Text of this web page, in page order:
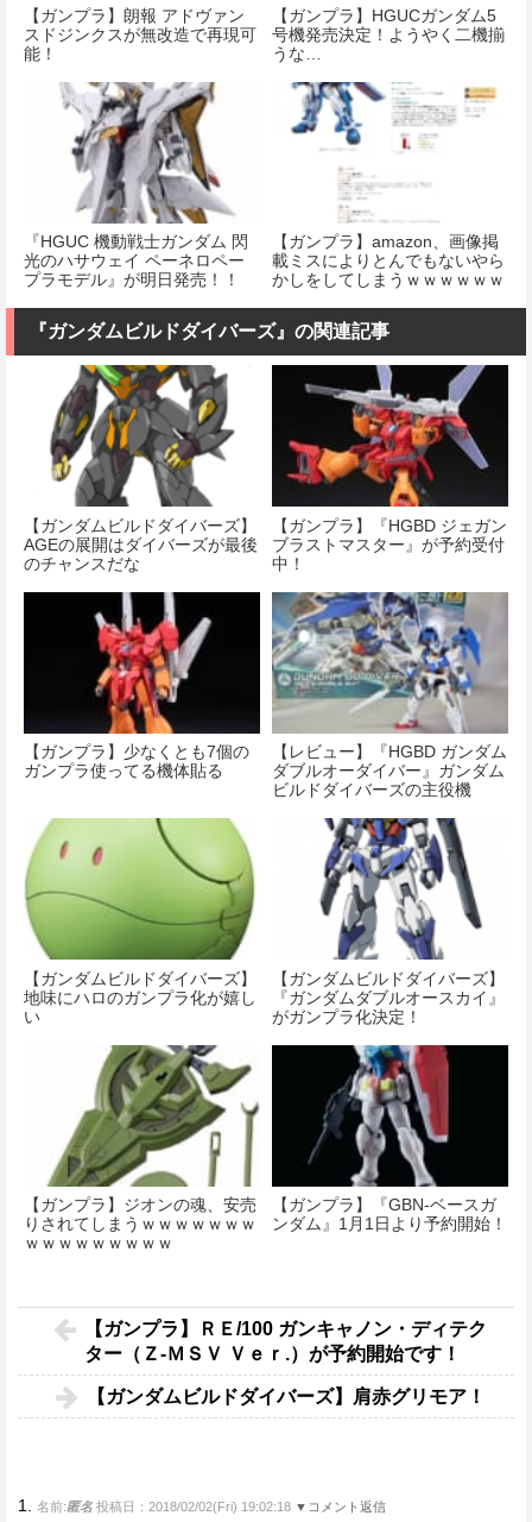
【ガンプラ】朗報 アドヴァン
スドジンクスが無改造で再現可
能！
【ガンプラ】HGUCガンダム5
号機発売決定！ようやく二機揃
うな…
『HGUC 機動戦士ガンダム 閃
光のハサウェイ ペーネロペー
プラモデル』が明日発売！！
【ガンプラ】amazon、画像掲
載ミスによりとんでもないやら
かしをしてしまうｗｗｗｗｗｗ
『ガンダムビルドダイバーズ』の関連記事
【ガンダムビルドダイバーズ】
AGEの展開はダイバーズが最後
のチャンスだな
【ガンプラ】『HGBD ジェガン
ブラストマスター』が予約受付
中！
【ガンプラ】少なくとも7個の
ガンプラ使ってる機体貼る
【レビュー】『HGBD ガンダム
ダブルオーダイバー』ガンダム
ビルドダイバーズの主役機
【ガンダムビルドダイバーズ】
地味にハロのガンプラ化が嬉し
い
【ガンダムビルドダイバーズ】
『ガンダムダブルオースカイ』
がガンプラ化決定！
【ガンプラ】ジオンの魂、安売
りされてしまうｗｗｗｗｗｗｗ
ｗｗｗｗｗｗｗｗｗ
【ガンプラ】『GBN-ベースガ
ンダム』1月1日より予約開始！
【ガンプラ】ＲＥ/100 ガンキャノン・ディテク
ター（Ｚ-ＭＳＶ Ｖｅｒ.）が予約開始です！
【ガンダムビルドダイバーズ】肩赤グリモア！
1. 名前:匿名 投稿日：2018/02/02(Fri) 19:02:18 ▼コメント返信